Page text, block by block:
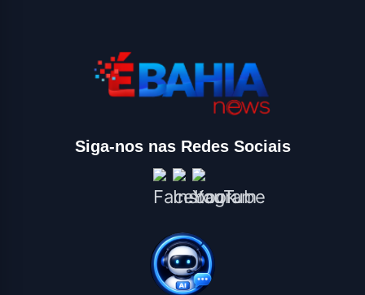
Siga-nos nas Redes Sociais